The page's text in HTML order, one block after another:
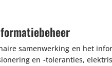
samen­wer­king en het
en ‑tole­ran­ties,